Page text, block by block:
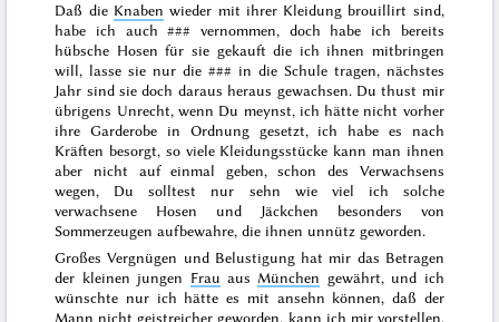
Daß die Knaben wieder mit ihrer Kleidung brouillirt sind,
habe ich auch### vernommen, doch habe ich bereits
hübsche Hosenfür sie gekauft die ich ihnen mitbringen
will, lasse sie nur die ### in die Schule tragen, nächstes
Jahr sind sie doch daraus heraus gewachsen. Du thust mir
übrigens Unrecht, wenn Du meynst, ich hätte nicht vorher
ihre Garderobe in Ordnung gesetzt, ich habe es nach
Kräften besorgt, so viele Kleidungsstücke kann man ihnen
aber nicht auf einmal geben, schon des Verwachsens
wegen, Du solltest nur sehn wie viel ich solche
verwachsene Hosen und Jäckchen besonders von
Sommerzeugen aufbewahre, die ihnen unnütz geworden.
Großes Vergnügen und Belustigung hat mir das Betragen
der kleinen jungen Frau aus München gewährt, und ich
wünschte nur ich hätte es mit ansehn können, daß der
Mann nicht geistreicher geworden, kann ich mir vorstellen,